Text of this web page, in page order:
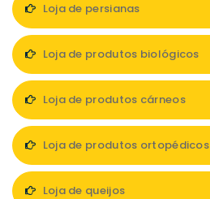
Loja de persianas
Loja de produtos biológicos
Loja de produtos cárneos
Loja de produtos ortopédicos
Loja de queijos